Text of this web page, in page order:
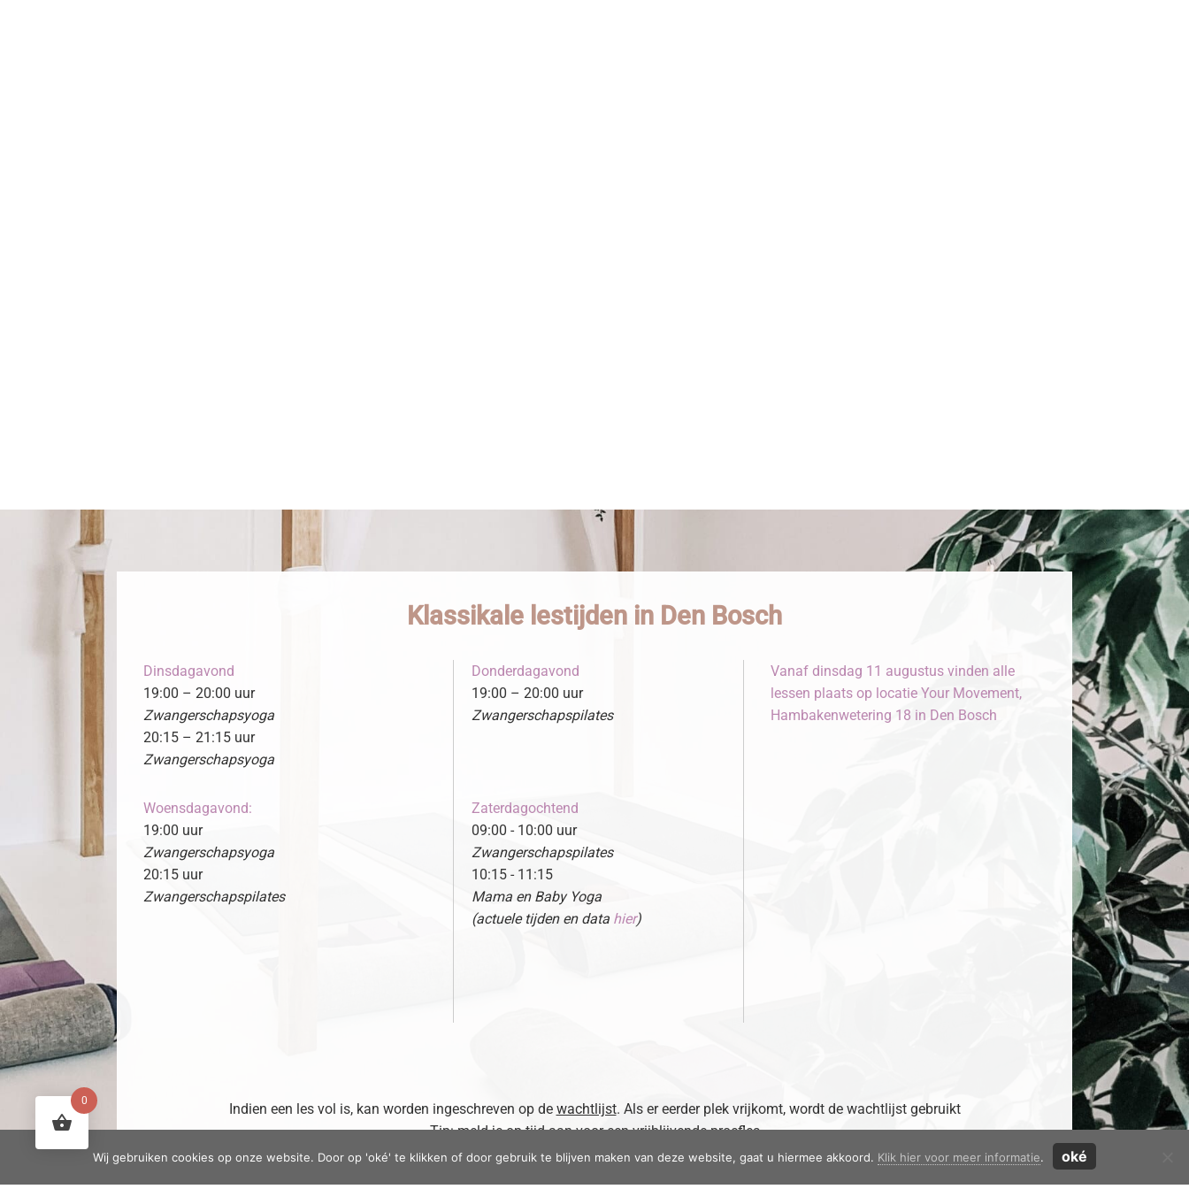
Klassikale lestijden in Den Bosch
Dinsdagavond
19:00 – 20:00 uur
Zwangerschapsyoga
20:15 – 21:15 uur
Zwangerschapsyoga
Woensdagavond:
19:00 uur
Zwangerschapsyoga
20:15 uur
Zwangerschapspilates
Donderdagavond
19:00 – 20:00 uur
Zwangerschapspilates
Zaterdagochtend
09:00 - 10:00 uur
Zwangerschapspilates
10:15 - 11:15
Mama en Baby Yoga
(actuele tijden en data hier)
Vanaf dinsdag 11 augustus vinden alle
lessen plaats op locatie Your Movement,
Hambakenwetering 18 in Den Bosch
Indien een les vol is, kan worden ingeschreven op de wachtlijst. Als er eerder plek vrijkomt, wordt de wachtlijst gebruikt
Tip: meld je op tijd aan voor een vrijblijvende proefles
0
Wij gebruiken cookies op onze website. Door op 'oké' te klikken of door gebruik te blijven maken van deze website, gaat u hiermee akkoord. Klik hier voor meer informatie. oké